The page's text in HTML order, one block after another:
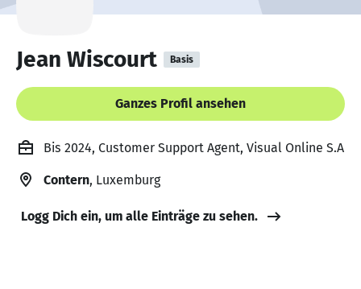
Jean Wiscourt Basis
Ganzes Profil ansehen
Bis 2024, Customer Support Agent, Visual Online S.A
Contern, Luxemburg
Logg Dich ein, um alle Einträge zu sehen.